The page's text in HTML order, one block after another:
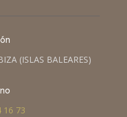
(ISLAS BALEARES)
16 73